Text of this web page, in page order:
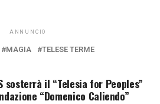
ANNUNCIO
MAGIA TELESE TERME
sosterrà il “Telesia for Peoples”
“Domenico Caliendo”